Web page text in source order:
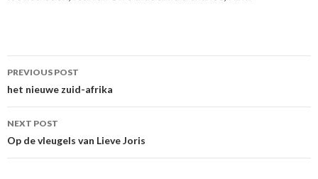
Post
navigation
PREVIOUS POST
het nieuwe zuid-afrika
NEXT POST
Op de vleugels van Lieve Joris